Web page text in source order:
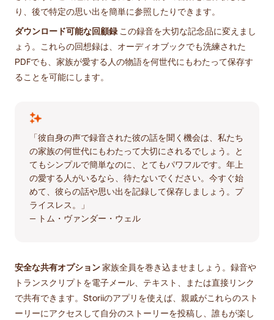
り、後で特定の思い出を簡単に参照したりできます。
ダウンロード可能な回顧録 この録音を大切な記念品に変えまし
ょう。これらの回想録は、オーディオブックでも洗練された
PDFでも、家族が愛する人の物語を何世代にもわたって保存す
ることを可能にします。
「彼自身の声で録音された彼の話を聞く機会は、私たち
の家族の何世代にもわたって大切にされるでしょう。と
てもシンプルで簡単なのに、とてもパワフルです。年上
の愛する人がいるなら、待たないでください。今すぐ始
めて、彼らの話や思い出を記録して保存しましょう。プ
ライスレス。」
— トム・ヴァンダー・ウェル
安全な共有オプション家族全員を巻き込ませましょう。録音や
トランスクリプトを電子メール、テキスト、または直接リンク
で共有できます。Storiiのアプリを使えば、親戚がこれらのスト
ーリーにアクセスして自分のストーリーを投稿し、誰もが楽し